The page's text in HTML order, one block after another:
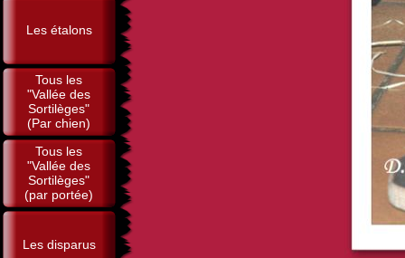
Les étalons
Tous les
"Vallée des
Sortilèges"
(Par chien)
Tous les
"Vallée des
Sortilèges"
(par portée)
Les disparus